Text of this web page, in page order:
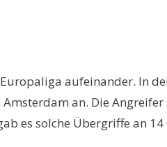
aufeinander. In
an. Die
es solche Übergriffe an